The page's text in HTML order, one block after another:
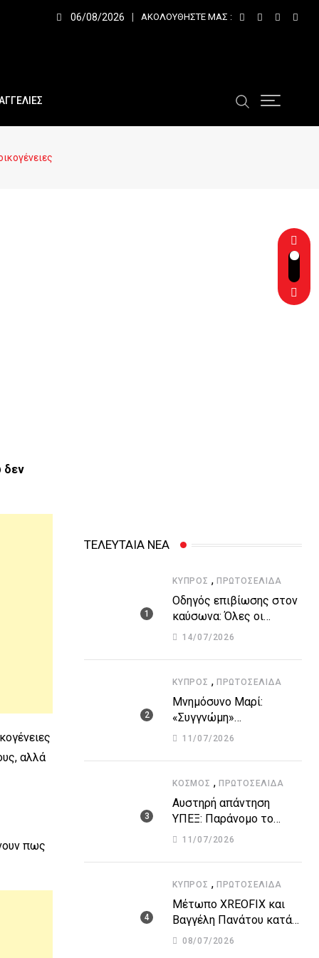
06/08/2026 ΑΚΟΛΟΥΘΉΣΤΕ ΜΑΣ :
δεν
αλλά
πως
ΤΕΛΕΥΤΑΙΑ ΝΕΑ
ΚΎΠΡΟΣ , ΠΡΩΤΟΣΈΛΙΔΑ
Οδηγός επιβίωσης στον
καύσωνα: Όλες οι
οδηγίες του Υπουργείου
θερμοκρασίες
14/07/2026
ΚΎΠΡΟΣ , ΠΡΩΤΟΣΈΛΙΔΑ
Μνημόσυνο Μαρί:
«Συγγνώμη»
Χριστοδουλίδη για τα
τραγωδία
11/07/2026
ΚΌΣΜΟΣ , ΠΡΩΤΟΣΈΛΙΔΑ
Αυστηρή απάντηση
ΥΠΕΞ: Παράνομο το
«μνημόνιο» Τουρκίας-
υποθαλάσσιο αγωγό
11/07/2026
ΚΎΠΡΟΣ , ΠΡΩΤΟΣΈΛΙΔΑ
Μέτωπο XREOFIX και
Βαγγέλη Πανάτου κατά
των εισπρακτικών
08/07/2026